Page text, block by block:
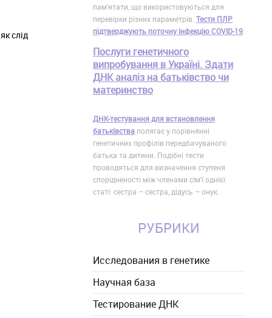
слід
пам'ятати, що використовуються для
перевірки різних параметрів. Тести ПЛР
підтверджують поточну інфекцію COVID-19
Послуги генетичного
випробування в Україні. Здати
ДНК аналіз на батьківство чи
материнство
ДНК-тестування для встановлення
батьківства полягає у порівнянні
генетичних профілів передбачуваного
батька та дитини. Подібні тести
проводяться для визначення ступеня
спорідненості між членами сім'ї однієї
статі: сестра – сестра, дідусь – онук.
РУБРИКИ
Исследования в генетике
Научная база
Тестирование ДНК